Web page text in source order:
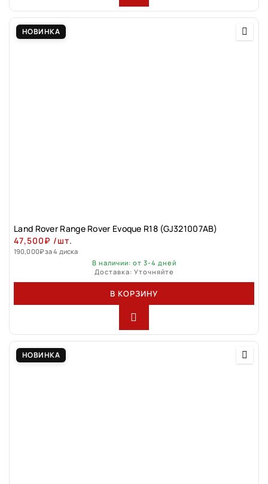
НОВИНКА
Land Rovеr Rаngе Rоver Evоque R18 (GJ321007АВ)
47,500₽ /шт.
190,000₽за 4 диска
В наличии: от 3-4 дней
Доставка: Уточняйте
В КОРЗИНУ
НОВИНКА